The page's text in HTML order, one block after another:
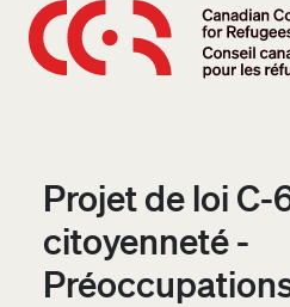
Projet de loi C-
citoyenneté -